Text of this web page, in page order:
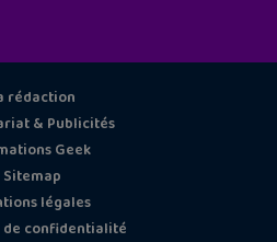
rédaction
& Publicités
Geek
Sitemap
légales
confidentialité